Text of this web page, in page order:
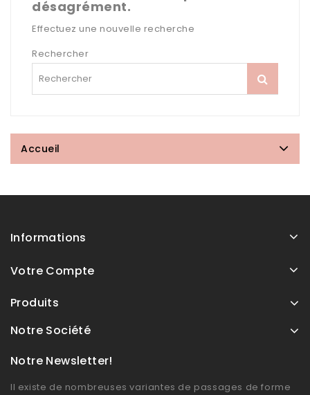
désagrément.
Effectuez une nouvelle recherche
Rechercher
Accueil
Informations
Votre Compte
Produits
Notre Société
Notre Newsletter!
Il existe de nombreuses variantes de passages de forme